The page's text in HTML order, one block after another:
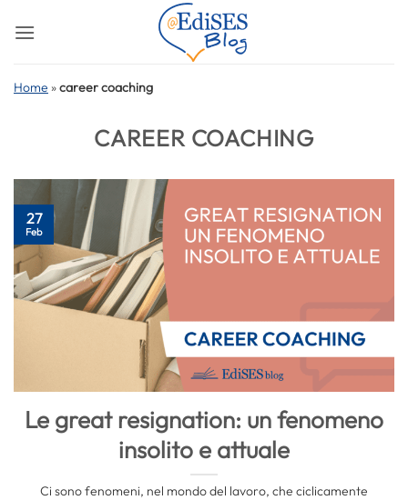
Home »career coaching
CAREER COACHING
Le great resignation: un fenomeno
insolito e attuale
Ci sono fenomeni, nel mondo del lavoro, che ciclicamente
27
Feb